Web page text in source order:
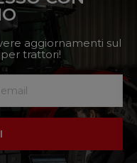
aggiornamenti sul
trattori!